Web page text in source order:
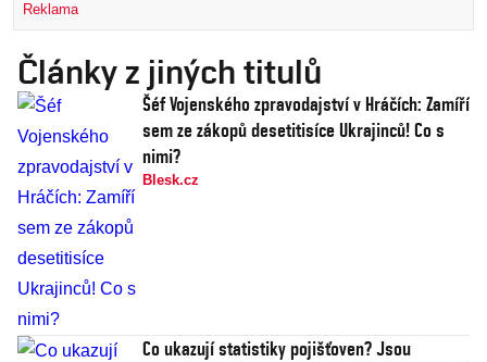
Reklama
Články z jiných titulů
Šéf Vojenského zpravodajství v Hráčích: Zamíří
sem ze zákopů desetitisíce Ukrajinců! Co s
nimi?
Blesk.cz
Co ukazují statistiky pojišťoven? Jsou